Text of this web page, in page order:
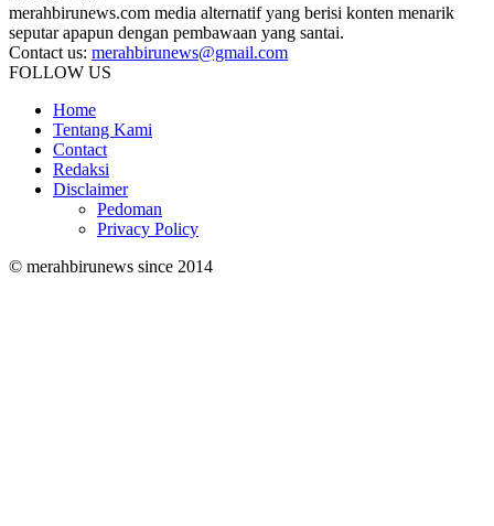
merahbirunews.com media alternatif yang berisi konten menarik
seputar apapun dengan pembawaan yang santai.
Contact us: merahbirunews@gmail.com
FOLLOW US
Home
Tentang Kami
Contact
Redaksi
Disclaimer
Pedoman
Privacy Policy
© merahbirunews since 2014